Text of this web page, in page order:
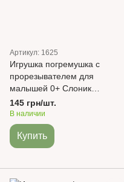
Артикул: 1625
Игрушка погремушка с
прорезывателем для
малышей 0+ Слоник
BabyOno
145 грн/шт.
В наличии
Купить